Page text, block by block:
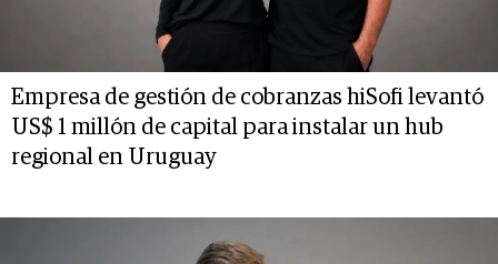
Empresa de gestión de cobranzas hiSofi levantó
US$ 1 millón de capital para instalar un hub
regional en Uruguay